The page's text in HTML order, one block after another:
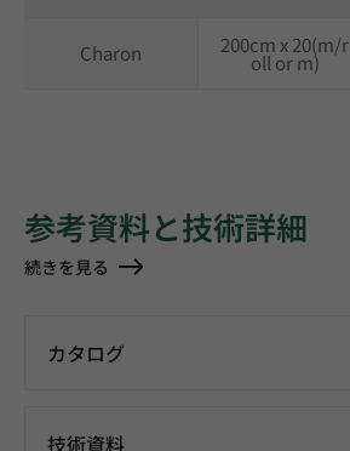
Charon 200cm x 20(m/r
oll or m)
参考資料と技術詳細
続きを見る
カタログ
技術資料